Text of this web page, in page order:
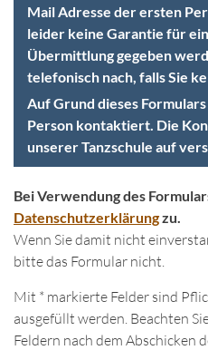
Mail Adresse der ersten
leider keine Garantie für
Übermittlung gegeben
telefonisch nach, falls Sie
Auf Grund dieses
Person kontaktiert. Die
unserer Tanzschule auf
Bei Verwendung des
Datenschutzerklärungzu.
Wenn Sie damit nicht
bitte das Formular nicht.
Mit * markierte Felder sind
ausgefüllt werden. Beachten
Feldern nach dem Abschicken